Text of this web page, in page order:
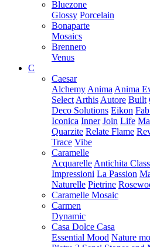
Bluezone
Glossy Porcelain
Bonaparte
Mosaics
Brennero
Venus
C
Caesar
Alchemy Anima Anima
Select Arthis Autore Built
Deco Solutions Eikon
Iconica Inner Join Life
Quarzite Relate Flame
Trace Vibe
Caramelle
Acquarelle Antichita
Impressioni La Passion
Naturelle Pietrine
Caramelle Mosaic
Carmen
Dynamic
Casa Dolce Casa
Essential Mood Nature